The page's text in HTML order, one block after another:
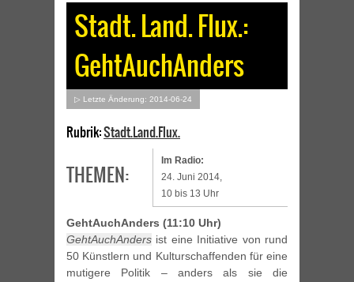
Stadt. Land. Flux.:
GehtAuchAnders
▷ Letzte Änderung: 2014-06-24
Rubrik:Stadt.Land.Flux.
Im Radio:
24. Juni 2014,
10 bis 13 Uhr
THEMEN:
GehtAuchAnders (11:10 Uhr)
GehtAuchAnders ist eine Initiative von rund
50 Künstlern und Kulturschaffenden für eine
mutigere Politik – anders als sie die